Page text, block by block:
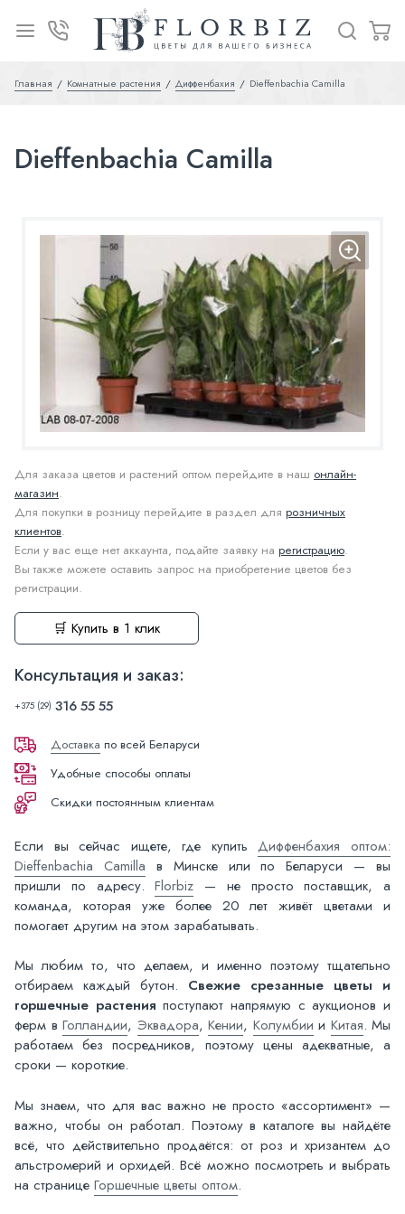
Главная Комнатные растения Диффенбахия Dieffenbachia Camilla
Dieffenbachia Camilla
Для заказа цветов и растений оптом перейдите в наш онлайн-
магазин.
Для покупки в розницу перейдите в раздел для розничных
клиентов.
Если у вас еще нет аккаунта, подайте заявку на регистрацию.
Вы также можете оставить запрос на приобретение цветов без
регистрации.
🛒 Купить в 1 клик
Консультация и заказ:
+375 (29) 316 55 55
Доставка по всей Беларуси
Удобные способы оплаты
Скидки постоянным клиентам
Если вы сейчас ищете, где купитьДиффенбахия оптом:
Dieffenbachia Camilla в Минске или по Беларуси — вы
пришли по адресу.Florbiz — не просто поставщик, а
команда, которая уже более 20 лет живёт цветами и
помогает другим на этом зарабатывать.
Мы любим то, что делаем, и именно поэтому тщательно
отбираем каждый бутон. Свежие срезанные цветы и
горшечные растения поступают напрямую с аукционов и
ферм в Голландии, Эквадора, Кении, Колумбии и Китая. Мы
работаем без посредников, поэтому цены адекватные, а
сроки — короткие.
Мы знаем, что для вас важно не просто «ассортимент» —
важно, чтобы он работал. Поэтому в каталоге вы найдёте
всё, что действительно продаётся: от роз и хризантем до
альстромерий и орхидей. Всё можно посмотреть и выбрать
на странице Горшечные цветы оптом.